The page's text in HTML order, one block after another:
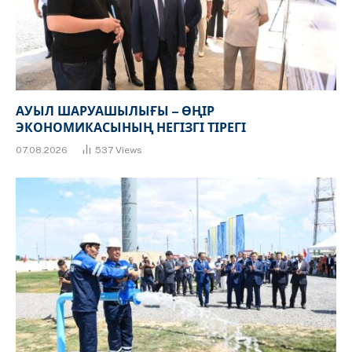
АУЫЛ ШАРУАШЫЛЫҒЫ – ӨҢІР
ЭКОНОМИКАСЫНЫҢ НЕГІЗГІ ТІРЕГІ
07.08.2026 537 Views